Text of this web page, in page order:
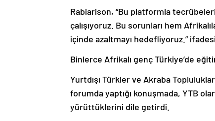
Rabiarison, “Bu platformla
çalışıyoruz. Bu sorunları hem
içinde azaltmayı hedefliyoruz.”
Binlerce Afrikalı genç Türkiye’de
Yurtdışı Türkler ve Akraba
forumda yaptığı konuşmada, YTB
yürüttüklerini dile getirdi.